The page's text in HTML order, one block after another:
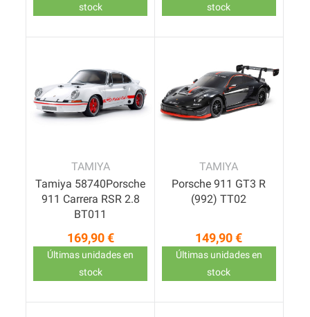
stock
stock
TAMIYA
Tamiya 58740Porsche
911 Carrera RSR 2.8
BT011
Precio
169,90 €
Últimas unidades en
stock
TAMIYA
Porsche 911 GT3 R
(992) TT02
Precio
149,90 €
Últimas unidades en
stock